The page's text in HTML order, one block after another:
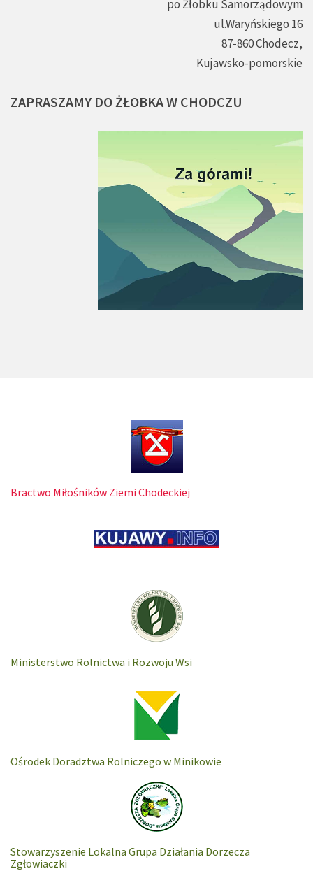
po Żłobku Samorządowym
ul.Waryńskiego 16
87-860 Chodecz,
Kujawsko-pomorskie
ZAPRASZAMY DOŻŁOBKAW CHODCZU
Bractwo Miłośników Ziemi Chodeckiej
Ministerstwo Rolnictwa i Rozwoju Wsi
Ośrodek Doradztwa Rolniczego w Minikowie
Stowarzyszenie Lokalna Grupa Działania Dorzecza
Zgłowiaczki